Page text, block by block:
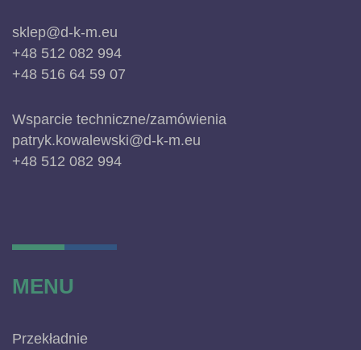
sklep@d-k-m.eu
+48 512 082 994
+48 516 64 59 07
Wsparcie techniczne/zamówienia
patryk.kowalewski@d-k-m.eu
+48 512 082 994
MENU
Przekładnie